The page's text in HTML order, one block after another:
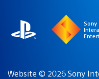
Sony
Website © 2026 Sony